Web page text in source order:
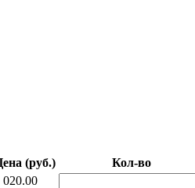
(руб.) Кол-во
020.00